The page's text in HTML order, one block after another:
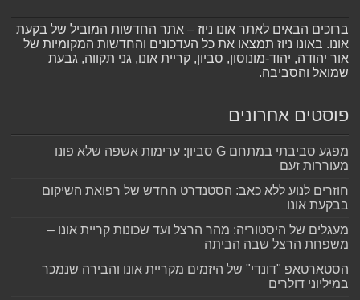
ברוכים הבאים לאתר אונו ניוז – אתר החדשות המוביל של בקעת
אונו. באונו ניוז תמצאו את כל העדכונים והחדשות המקומיות של
אור יהודה, יהוד-מונוסון, סביון, קריית אונו, גני תקווה, גבעת
שמואל והסביבה.
פוסטים אחרונים
מפגע סביבתי במתחם G סביון: ערימות אשפה שלא פונו
מעוררות זעם
חוזרים לנוע ללא כאב: הסטנדרט החדש של רפואת השיקום
בבקעת אונו
מעגלים של היסטוריה: מהר הרצל ועד שכונות קריית אונו –
משפחת הרצל שבה הביתה
הסטארטאפ "דונדי" של היזמים מקריית אונו והבירה שנמכר
במיליוני דולרים